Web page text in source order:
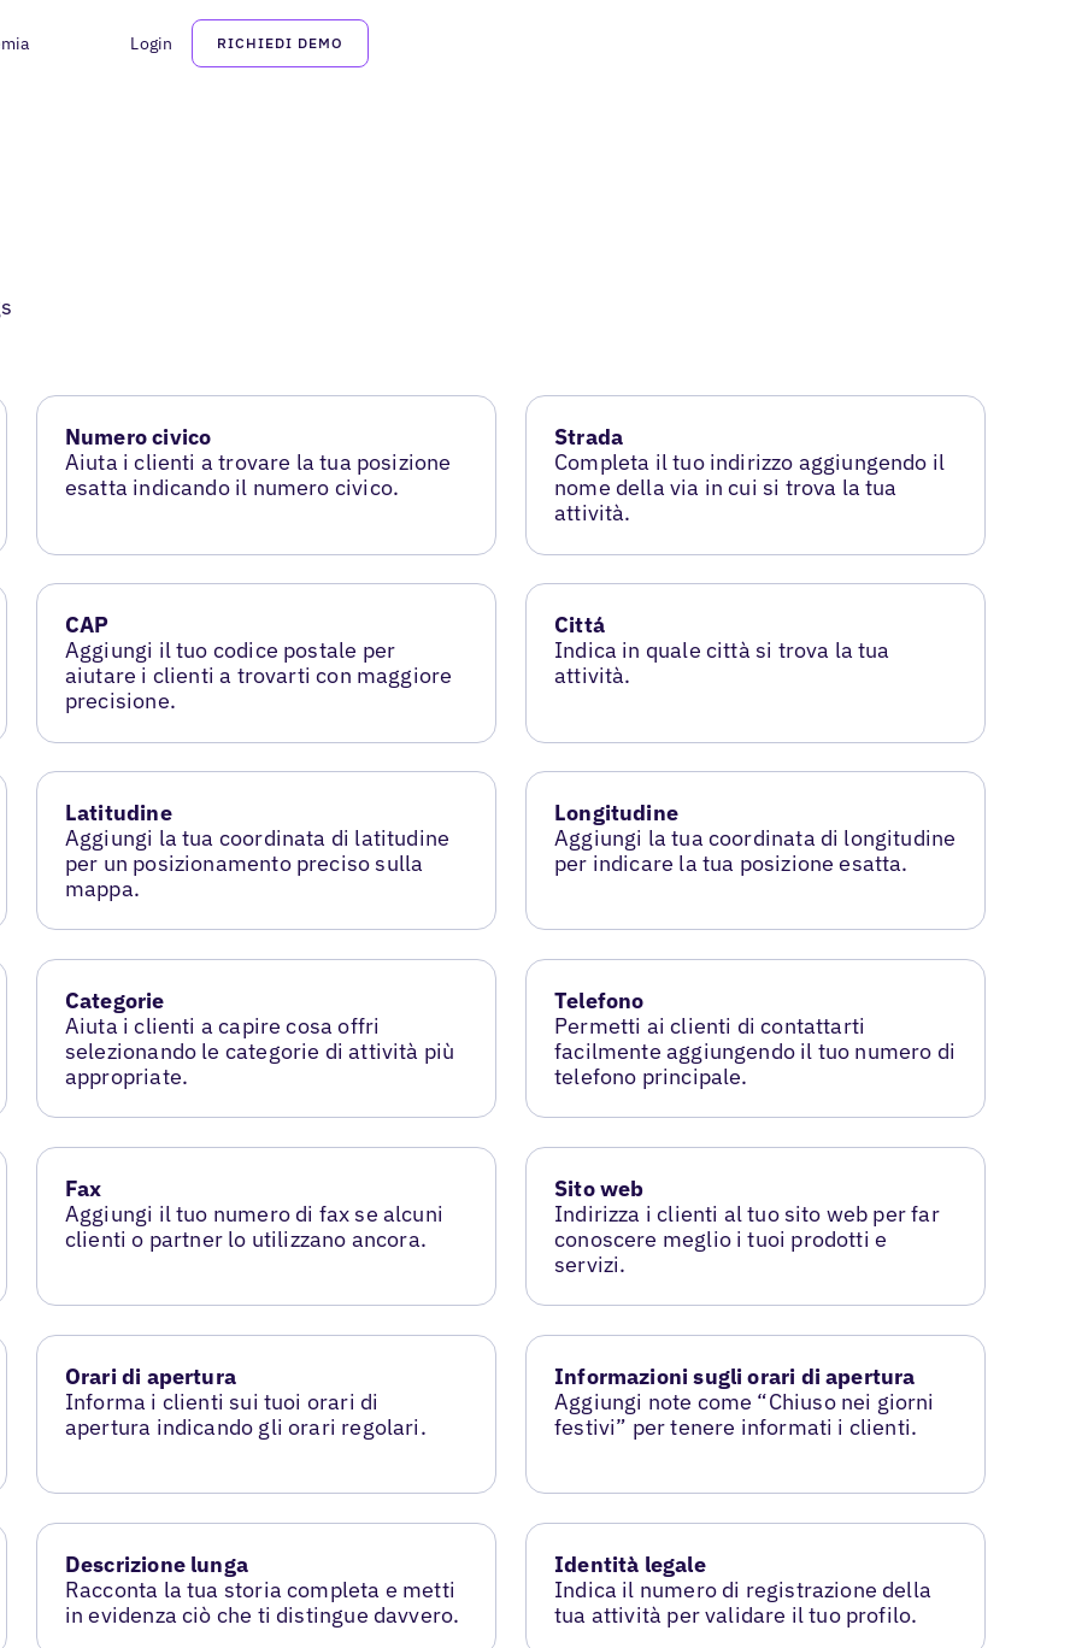
Login RICHIEDI DEMO
Numero civico
Aiuta i clienti a trovare la tua posizione
esatta indicando il numero civico.
Strada
Completa il tuo indirizzo aggiungendo il
nome della via in cui si trova la tua
attività.
CAP
Aggiungi il tuo codice postale per
aiutare i clienti a trovarti con maggiore
precisione.
Cittá
Indica in quale città si trova la tua
attività.
Latitudine
Aggiungi la tua coordinata di latitudine
per un posizionamento preciso sulla
mappa.
Longitudine
Aggiungi la tua coordinata di longitudine
per indicare la tua posizione esatta.
Categorie
Aiuta i clienti a capire cosa offri
selezionando le categorie di attività più
appropriate.
Telefono
Permetti ai clienti di contattarti
facilmente aggiungendo il tuo numero di
telefono principale.
Fax
Aggiungi il tuo numero di fax se alcuni
clienti o partner lo utilizzano ancora.
Sito web
Indirizza i clienti al tuo sito web per far
conoscere meglio i tuoi prodotti e
servizi.
Orari di apertura
Informa i clienti sui tuoi orari di
apertura indicando gli orari regolari.
Informazioni sugli orari di apertura
Aggiungi note come “Chiuso nei giorni
festivi” per tenere informati i clienti.
Descrizione lunga
Racconta la tua storia completa e metti
in evidenza ciò che ti distingue davvero.
Identità legale
Indica il numero di registrazione della
tua attività per validare il tuo profilo.